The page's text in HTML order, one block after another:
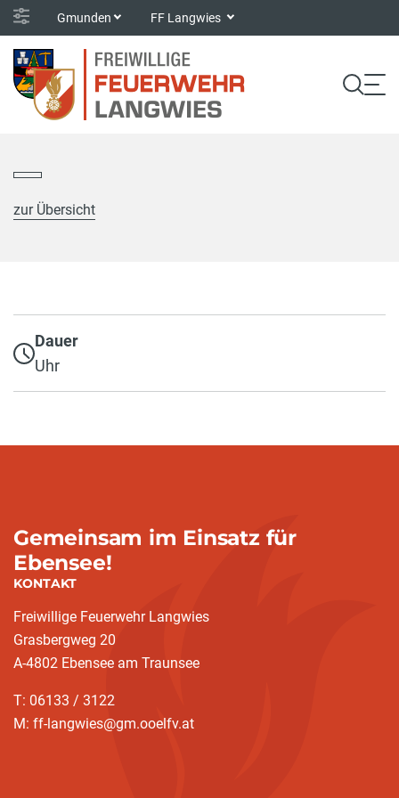
Gmunden FF Langwies
zur Übersicht
Dauer
Uhr
Gemeinsam im Einsatz für
Ebensee!
KONTAKT
Freiwillige Feuerwehr Langwies
Grasbergweg 20
A-4802 Ebensee am Traunsee
T: 06133 / 3122
M: ff-langwies@gm.ooelfv.at